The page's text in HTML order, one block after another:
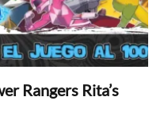
Rangers Rita’s